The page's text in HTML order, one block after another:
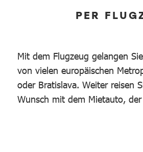
PER
Mit dem Flugzeug gelangen
von vielen europäischen
oder Bratislava. Weiter reisen
Wunsch mit dem Mietauto,